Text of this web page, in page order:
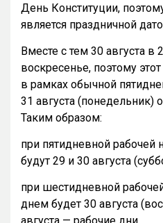
День Конституции,
является праздничной
Вместе с тем 30 августа в
воскресенье, поэтому
в рамках обычной
31 августа (понедельник)
Таким образом:
при пятидневной
будут 29 и 30 августа
при шестидневной
днем будет 30 августа
августа — рабочие дни.